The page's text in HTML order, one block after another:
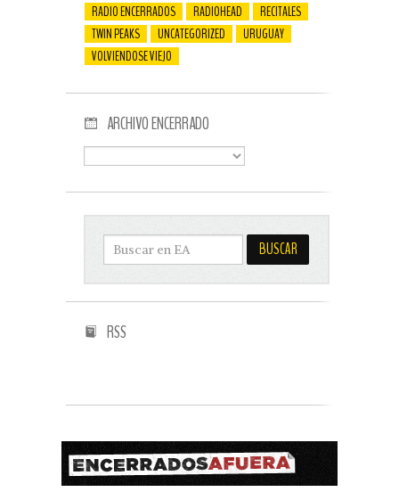
RADIO ENCERRADOS
RADIOHEAD
RECITALES
TWIN PEAKS
UNCATEGORIZED
URUGUAY
VOLVIENDOSE VIEJO
ARCHIVO ENCERRADO
RSS